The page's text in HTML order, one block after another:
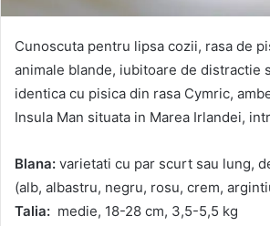
Cunoscuta pentru lipsa cozii, rasa de
animale blande, iubitoare de distractie
identica cu pisica din rasa Cymric,
Insula Man situata in Marea Irlandei,
Blana: varietati cu par scurt sau lung,
(alb, albastru, negru, rosu, crem,
Talia: medie, 18-28 cm, 3,5-5,5 kg